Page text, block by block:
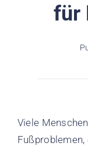
für
Viele
Fußproblemen,